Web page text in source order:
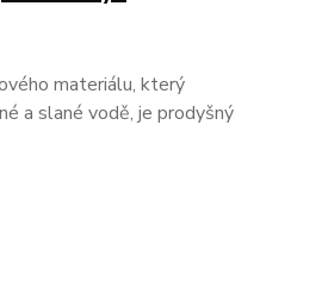
materiálu, který
a slané vodě, je prodyšný